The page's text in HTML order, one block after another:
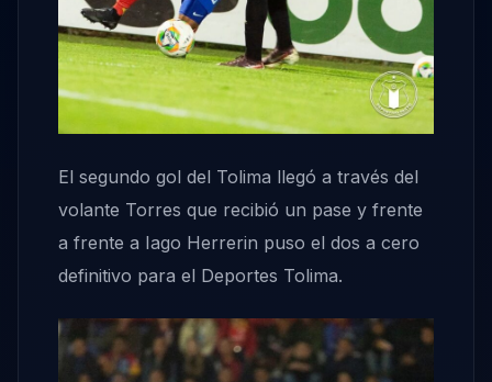
El segundo gol del Tolima llegó a través del
volante Torres que recibió un pase y frente
a frente a Iago Herrerin puso el dos a cero
definitivo para el Deportes Tolima.